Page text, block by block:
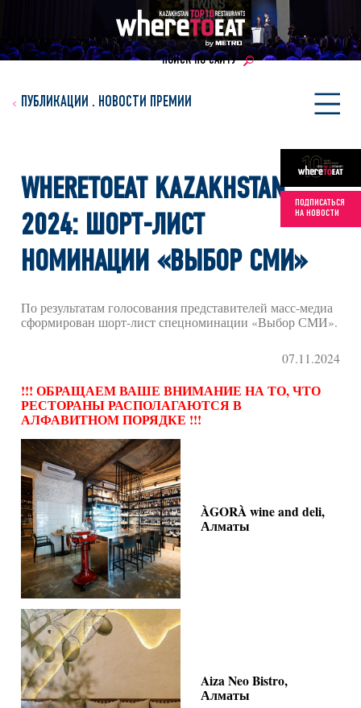
ПОИСК ПО САЙТУ
ПОДПИСАТЬСЯ
НА НОВОСТИ
ПУБЛИКАЦИИ . НОВОСТИ ПРЕМИИ
WHERETOEAT KAZAKHSTAN
2024: ШОРТ-ЛИСТ
НОМИНАЦИИ «ВЫБОР СМИ»
По результатам голосования представителей масс-медиа
сформирован шорт-лист спецноминации «Выбор СМИ».
07.11.2024
!!! ОБРАЩАЕМ ВАШЕ ВНИМАНИЕ НА ТО, ЧТО
РЕСТОРАНЫ РАСПОЛАГАЮТСЯ В
АЛФАВИТНОМ ПОРЯДКЕ !!!
ÀGORÀ wine and deli,
Алматы
Aiza Neo Bistro,
Алматы